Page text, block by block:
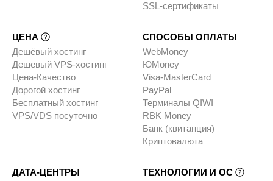
SSL-сертификаты
ЦЕНА
Дешёвый хостинг
Дешевый VPS-хостинг
Цена-Качество
Дорогой хостинг
Бесплатный хостинг
VPS/VDS посуточно
СПОСОБЫ ОПЛАТЫ
WebMoney
ЮMoney
Visa-MasterCard
PayPal
Терминалы QIWI
RBK Money
Банк (квитанция)
Криптовалюта
ДАТА-ЦЕНТРЫ
ТЕХНОЛОГИИ И ОС